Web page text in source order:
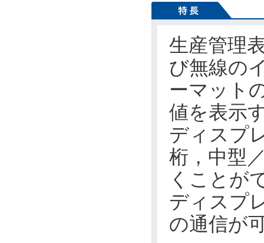
生産管理
び無線の
ーマット
値を表示
ディスプ
桁，中型
くことが
ディスプ
の通信が